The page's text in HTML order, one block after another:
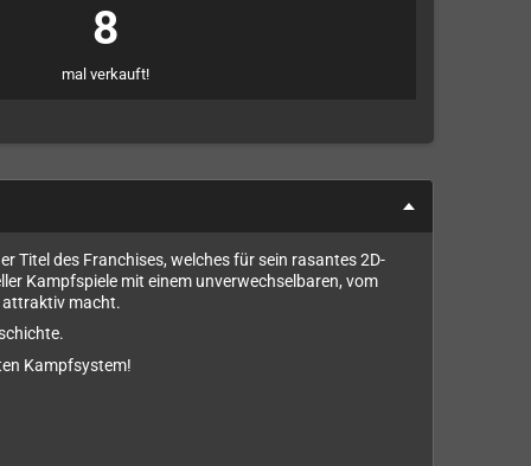
8
mal verkauft!
Titel des Franchises, welches für sein rasantes 2D-
Kampfspiele mit einem unverwechselbaren, vom
attraktiv macht.
Kampfsystem!